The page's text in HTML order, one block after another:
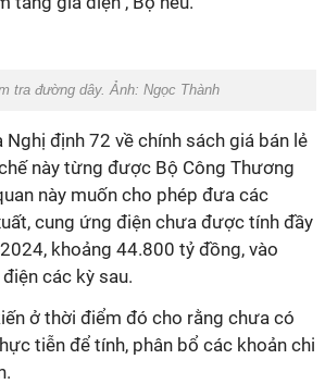
tra đường dây. Ảnh: Ngọc Thành
Nghị định 72 về chính sách giá bán lẻ
này từng được Bộ Công Thương
này muốn cho phép đưa các
cung ứng điện chưa được tính đầy
khoảng 44.800 tỷ đồng, vào
các kỳ sau.
ở thời điểm đó cho rằng chưa có
tiễn để tính, phân bổ các khoản chi